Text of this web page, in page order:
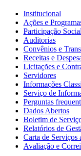
Institucional
Ações e
Participação Social
Auditorias
Convênios e
Receitas e
Licitações e
Servidores
Informações
Serviço de
Perguntas
Dados Abertos
Boletim de
Relatórios de
Carta de Serviços
Avaliação e